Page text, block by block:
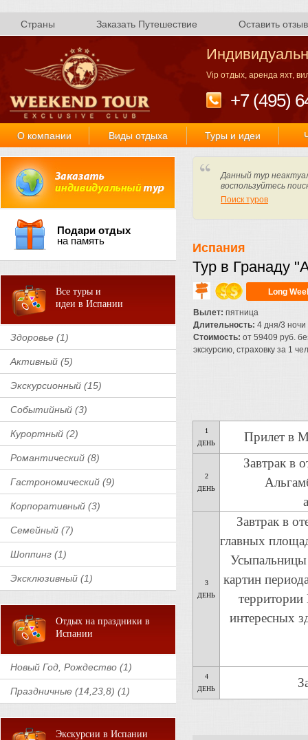
Страны Заказать Путешествие Оставить отзыв
Vip отдых, аренда яхт,
+7 (495)
О компании Виды отдыха Туры и идеи
Подари отдых
на память
Все туры и
идеи в Испании
Здоровье (1)
Активный (5)
Экскурсионный (15)
Событийный (3)
Курортный (2)
Романтический (8)
Гастрономический (9)
Корпоративный (3)
Семейный (7)
Шоппинг (1)
Эксклюзивный (1)
Отдых на праздники в
Испании
Новый Год, Рождество (1)
Праздничные (14,23,8) (1)
Экскурсии в Испании
Данный тур
воспользуйтесь
Поиск туров
Испания
Тур в Гранаду
Long
Вылет: пятница
Длительность: 4 дня/3 ночи
Стоимость: от 59409 руб.
экскурсию, страховку за 1
1
ДЕНЬ
Прилет в
2
ДЕНЬ
Завтрак в
3
ДЕНЬ
Завтрак в
главных
Усыпальницы
картин
интересных
4
ДЕНЬ